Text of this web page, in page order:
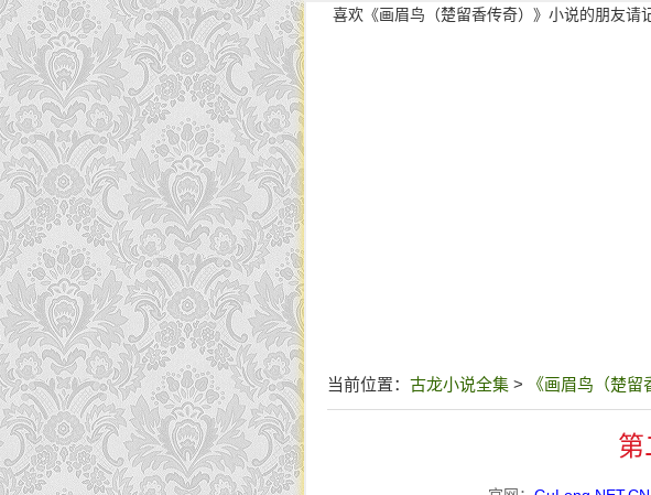
喜欢《画眉鸟（楚留香传奇）》小说的朋友请
当前位置： 古龙小说全集 > 《画眉鸟（楚
第